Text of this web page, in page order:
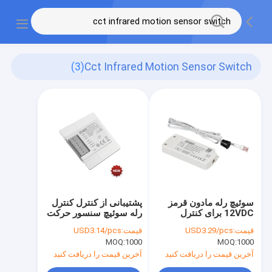
Cct Infrared Motion Sensor Switch
(3)
پشتیبانی از کنترل کنترل
رله سوئیچ سنسور حرکت
قیمت:USD3.14/pcs
MOQ:1000
آخرین قیمت را دریافت کنید
سوئیچ رله مادون قرمز
12VDC برای کنترل
قیمت:USD3.29/pcs
MOQ:1000
آخرین قیمت را دریافت کنید